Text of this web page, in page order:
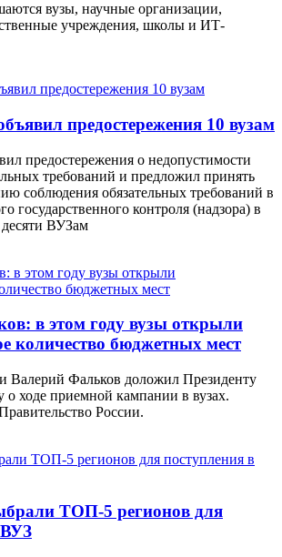
вузы, научные организации,
учреждения, школы и ИТ-
предостережения 10 вузам
предостережения о недопустимости
требований и предложил принять
соблюдения обязательных требований в
государственного контроля (надзора) в
десяти ВУЗам
в этом году вузы открыли
количeство бюджeтных мeст
Валерий Фальков доложил Президенту
ходе приемной кампании в вузах.
России.
ТОП-5 регионов для
ВУЗ